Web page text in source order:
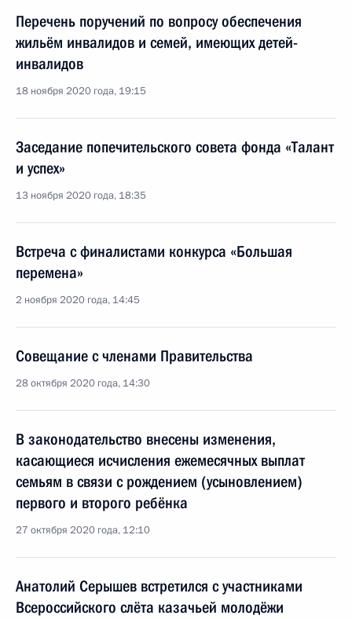
Перечень поручений по вопросу обеспечения
жильём инвалидов и семей, имеющих детей-
инвалидов
18 ноября 2020 года, 19:15
Заседание попечительского совета фонда «Талант
и успех»
13 ноября 2020 года, 18:35
Встреча с финалистами конкурса «Большая
перемена»
2 ноября 2020 года, 14:45
Совещание с членами Правительства
28 октября 2020 года, 14:30
В законодательство внесены изменения,
касающиеся исчисления ежемесячных выплат
семьям в связи с рождением (усыновлением)
первого и второго ребёнка
27 октября 2020 года, 12:10
Анатолий Серышев встретился с участниками
Всероссийского слёта казачьей молодёжи